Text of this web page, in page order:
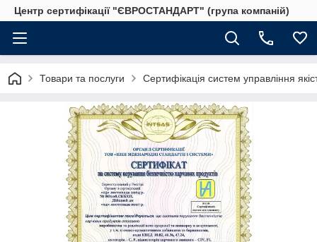
Центр сертифікації "ЄВРОСТАНДАРТ" (група компаній)
Товари та послуги Сертифікація систем управління